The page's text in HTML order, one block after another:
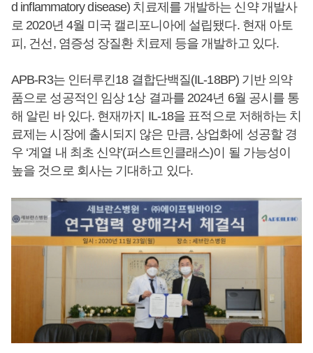
d inflammatory disease) 치료제를 개발하는 신약 개발사
로 2020년 4월 미국 캘리포니아에 설립됐다. 현재 아토
피, 건선, 염증성 장질환 치료제 등을 개발하고 있다.
APB-R3는 인터루킨18 결합단백질(IL-18BP) 기반 의약
품으로 성공적인 임상 1상 결과를 2024년 6월 공시를 통
해 알린 바 있다. 현재까지 IL-18을 표적으로 저해하는 치
료제는 시장에 출시되지 않은 만큼, 상업화에 성공할 경
우 ‘계열 내 최초 신약’(퍼스트인클래스)이 될 가능성이
높을 것으로 회사는 기대하고 있다.